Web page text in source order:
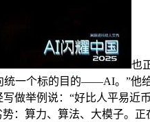
也
一个标的目的——AI。”他
做举例说：“好比人平易
：算力、算法、大模子。